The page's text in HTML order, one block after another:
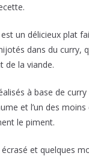
un délicieux plat
dans du curry,
de la viande.
à base de
et l’un des
le piment.
écrasé et quelques